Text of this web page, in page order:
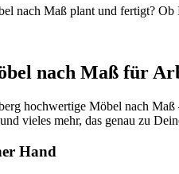
nach Maß plant und fertigt?
nach Maß für
hochwertige Möbel nach
vieles mehr, das genau zu
Hand